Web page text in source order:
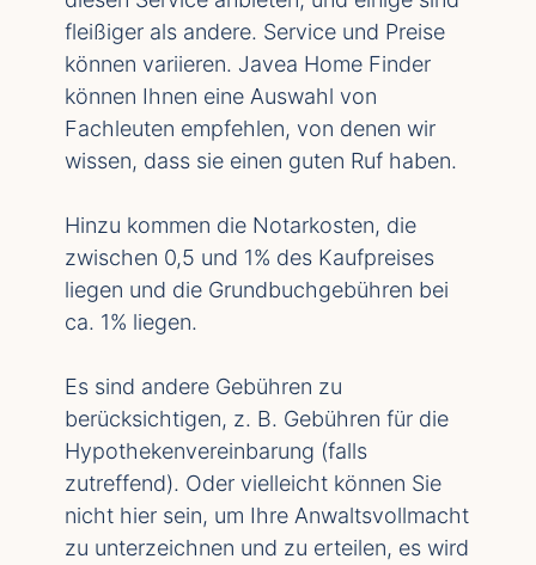
fleißiger als andere. Service und Preise
können variieren. Javea Home Finder
können Ihnen eine Auswahl von
Fachleuten empfehlen, von denen wir
wissen, dass sie einen guten Ruf haben.
Hinzu kommen die Notarkosten, die
zwischen 0,5 und 1% des Kaufpreises
liegen und die Grundbuchgebühren bei
ca. 1% liegen.
Es sind andere Gebühren zu
berücksichtigen, z. B. Gebühren für die
Hypothekenvereinbarung (falls
zutreffend). Oder vielleicht können Sie
nicht hier sein, um Ihre Anwaltsvollmacht
zu unterzeichnen und zu erteilen, es wird